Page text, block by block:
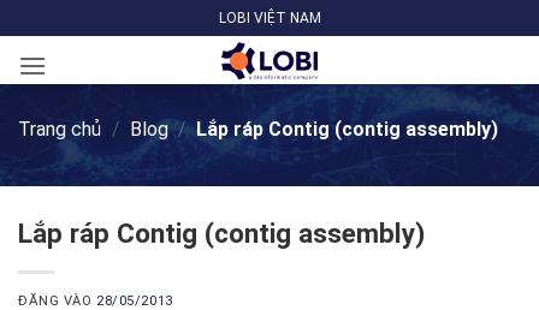
qua
nội
LOBI VIỆT NAM
Trang chủ / Blog / Lắp ráp Contig (contig assembly)
Lắp ráp Contig (contig assembly)
ĐĂNG VÀO 28/05/2013